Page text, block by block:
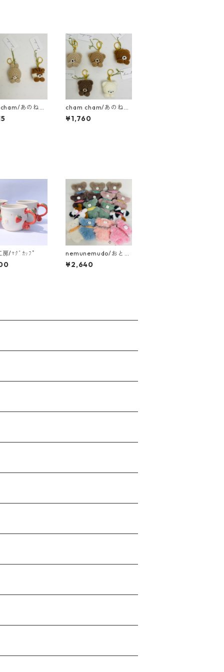
あのねｱﾆ
ﾞｰ（うさぎ・
cham cham/あのねｱﾆ
ﾏﾙｷｰﾎﾙﾀﾞｰ（くま）
¥1,760
/ﾏｸﾞｶｯﾌﾟ
nemunemudo/おとも
だちくまちゃん
¥2,640